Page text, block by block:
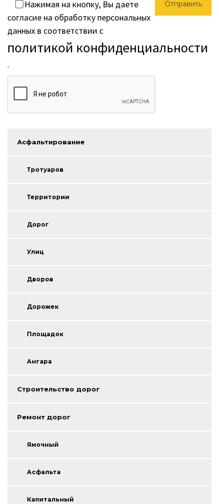
Нажимая на кнопку, Вы даете
согласие на обработку персональных
данных в соответствии с
политикой конфиденциальности
.
Асфальтирование
Тротуаров
Территории
Дорог
Улиц
Дворов
Дорожек
Площадок
Ангара
Строительство дорог
Ремонт дорог
Ямочный
Асфальта
Капитальный